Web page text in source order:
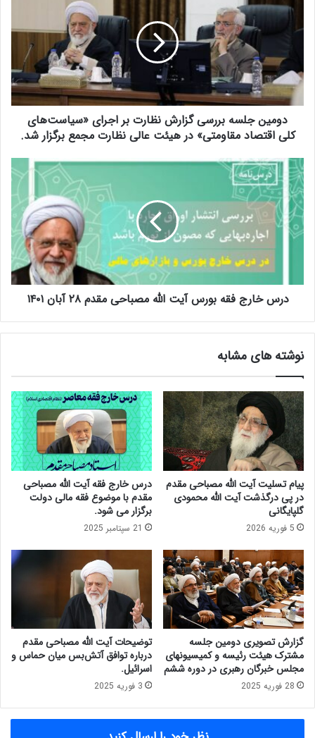
ی
ل
س
ه
س
ی
گ
ز
ا
ر
ظ
ت
ر
ر
ا
ی
«
س
ی
ا
س
ت‌
ه
ا
ی
ک
ل
ی
ا
ق
ت
ص
ا
م
دومین جلسه بررسی گزارش نظارت بر اجرای «سیاست‌های
کلی اقتصاد مقاومتی» در هیئت عالی نظارت مجمع برگزار شد.
د
ر
س
خ
ا
ر
ق
س
آ
ت
ا
ل
ل
ه
م
ص
ب
ا
ح
ی
م
ق
د
م
۲
۸
آ
ب
ا
۱
درس خارج فقه بورس آیت الله مصباحی مقدم ۲۸ آبان ۱۴۰۱
نوشته های مشابه
پیام تسلیت آیت الله مصباحی مقدم
در پی درگذشت آیت الله محمودی
گلپایگانی
5 فوریه 2026
درس خارج فقه آیت الله مصباحی
مقدم با موضوع فقه مالی دولت
برگزار می شود.
21 سپتامبر 2025
گزارش تصویری دومین جلسه
مشترک هیئت رئیسه و کمیسیونهای
مجلس خبرگان رهبری در دوره ششم
28 فوریه 2025
توضیحات آیت الله مصباحی مقدم
درباره توافق آتش‌بس میان حماس و
اسرائیل.
3 فوریه 2025